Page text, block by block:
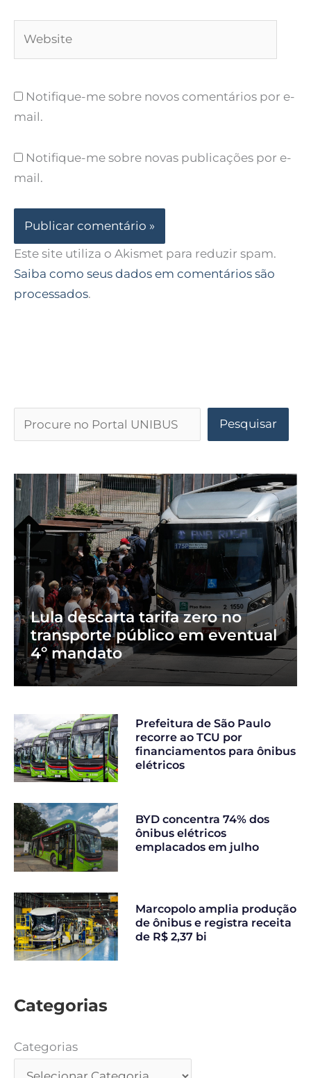
Notifique-me sobre novos comentários por e-
mail.
Notifique-me sobre novas publicações por e-
mail.
Este site utiliza o Akismet para reduzir spam.
Saiba como seus dados em comentários são
processados.
Pesquisar
Lula descarta tarifa zero no
transporte público em eventual
4º mandato
Prefeitura de São Paulo
recorre ao TCU por
financiamentos para ônibus
elétricos
BYD concentra 74% dos
ônibus elétricos
emplacados em julho
Marcopolo amplia produção
de ônibus e registra receita
de R$ 2,37 bi
Categorias
Categorias